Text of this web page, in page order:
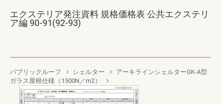
エクステリア発注資料 規格価格表 公共エクステリ
ア編 90-91(92-93)
パブリックルーフ シェルター
アーキラインシェルターGK-A型
ガラス屋根仕様（1500N／m2）